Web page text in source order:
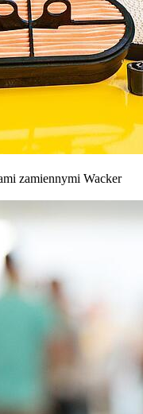
zamiennymi Wacker